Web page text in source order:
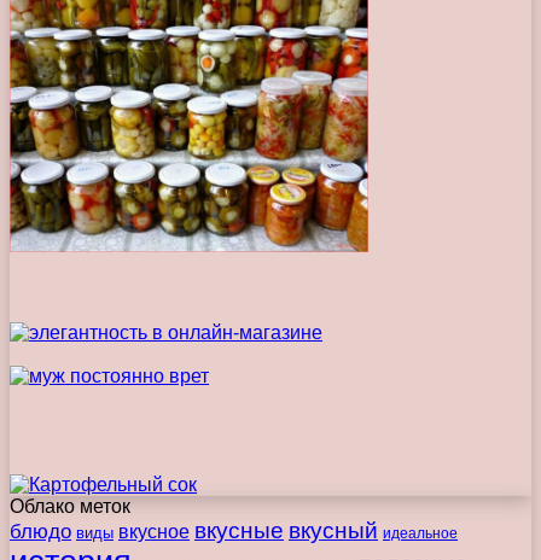
Облако меток
блюдо виды вкусное вкусные вкусный идеальное